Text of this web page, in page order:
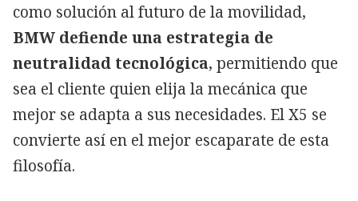
como solución al futuro de la movilidad,
BMW defiende una estrategia de
neutralidad tecnológica, permitiendo que
sea el cliente quien elija la mecánica que
mejor se adapta a sus necesidades. El X5 se
convierte así en el mejor escaparate de esta
filosofía.